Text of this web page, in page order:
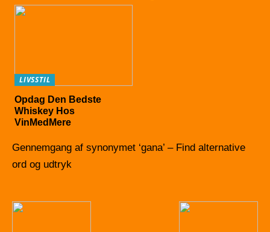
LIVSSTIL
Opdag Den Bedste
Whiskey Hos
VinMedMere
Gennemgang af synonymet ‘gana’ – Find alternative
ord og udtryk